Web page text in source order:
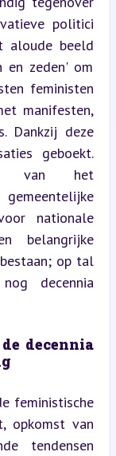
politici
aloude beeld
zeden' om
feministen
manifesten,
Dankzij deze
geboekt.
van het
nationale
belangrijke
op tal
decennia
decennia
feministische
opkomst van
tendensen